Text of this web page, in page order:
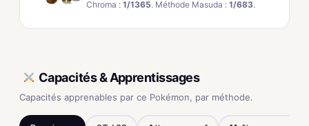
Chroma : 1/1365. Méthode Masuda : 1/683.
Capacités & Apprentissages
Capacités apprenables par ce Pokémon, par méthode.